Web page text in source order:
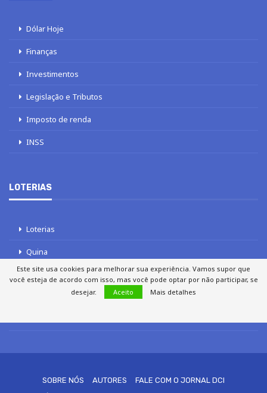
Dólar Hoje
Finanças
Investimentos
Legislação e Tributos
Imposto de renda
INSS
LOTERIAS
Loterias
Quina
Lotofácil
SOBRE NÓS AUTORES
FALE COM O JORNAL DCI
Este site usa cookies para melhorar sua experiência. Vamos supor que
você esteja de acordo com isso, mas você pode optar por não participar, se
desejar.
Aceito Mais detalhes